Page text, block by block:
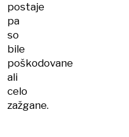
postaje
pa
so
bile
poškodovane
ali
celo
zažgane.